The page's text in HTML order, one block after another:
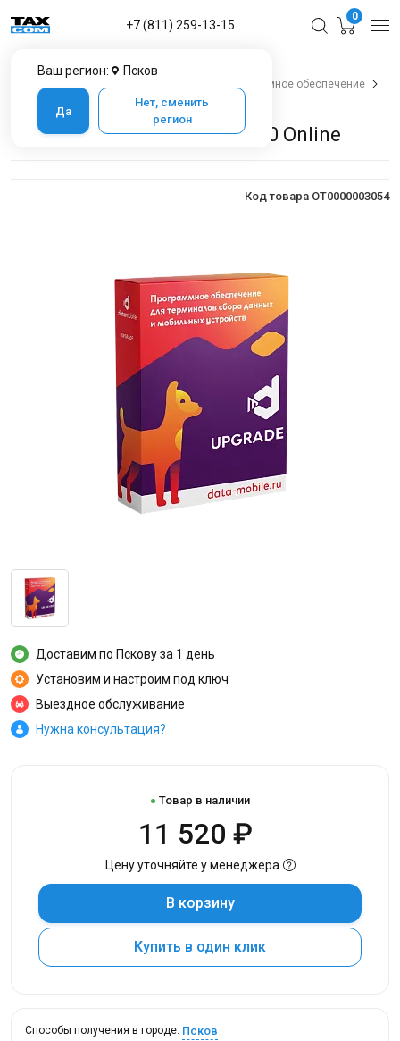
Ваш регион: Псков
Да
Нет, сменить
регион
+7 (811) 259-13-15
0
Программное обеспечение
Data Mobile
DataMobile, Upgrade 2.9 -> 3.0 Online
DataMobile, Upgrade 2.9 -> 3.0 Online
Код товара OT0000003054
Доставим по Пскову за 1 день
Установим и настроим под ключ
Выездное обслуживание
Нужна консультация?
Товар в наличии
11 520 ₽
Цену уточняйте у менеджера
В корзину
Купить в один клик
Способы получения в городе: Псков